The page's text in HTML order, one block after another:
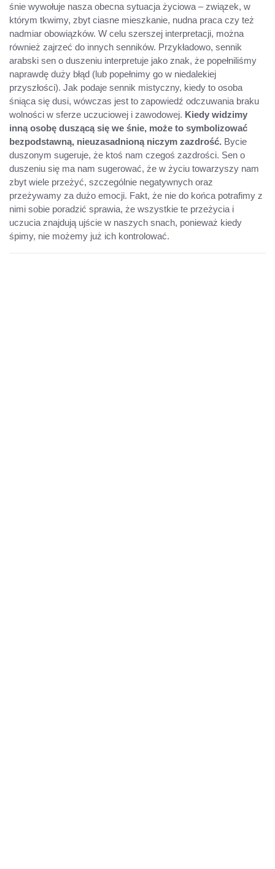
śnie wywołuje nasza obecna sytuacja życiowa – związek, w
którym tkwimy, zbyt ciasne mieszkanie, nudna praca czy też
nadmiar obowiązków. W celu szerszej interpretacji, można
również zajrzeć do innych senników. Przykładowo, sennik
arabski sen o duszeniu interpretuje jako znak, że popełniliśmy
naprawdę duży błąd (lub popełnimy go w niedalekiej
przyszłości). Jak podaje sennik mistyczny, kiedy to osoba
śniąca się dusi, wówczas jest to zapowiedź odczuwania braku
wolności w sferze uczuciowej i zawodowej. Kiedy widzimy
inną osobę duszącą się we śnie, może to symbolizować
bezpodstawną, nieuzasadnioną niczym zazdrość. Bycie
duszonym sugeruje, że ktoś nam czegoś zazdrości. Sen o
duszeniu się ma nam sugerować, że w życiu towarzyszy nam
zbyt wiele przeżyć, szczególnie negatywnych oraz
przeżywamy za dużo emocji. Fakt, że nie do końca potrafimy z
nimi sobie poradzić sprawia, że wszystkie te przeżycia i
uczucia znajdują ujście w naszych snach, ponieważ kiedy
śpimy, nie możemy już ich kontrolować.